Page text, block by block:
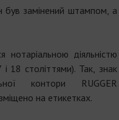
був замінений штампом, а
діяльністю
18 століттями). Так, знак
контори RUGGER
на етикетках.